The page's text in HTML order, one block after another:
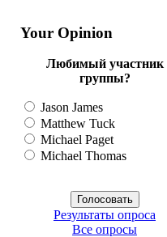
Your Opinion
Любимый участник
группы?
Jason James
Matthew Tuck
Michael Paget
Michael Thomas
Результаты опроса
Все опросы